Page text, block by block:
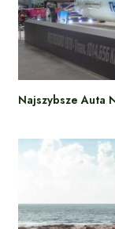
Najszybsze Auta